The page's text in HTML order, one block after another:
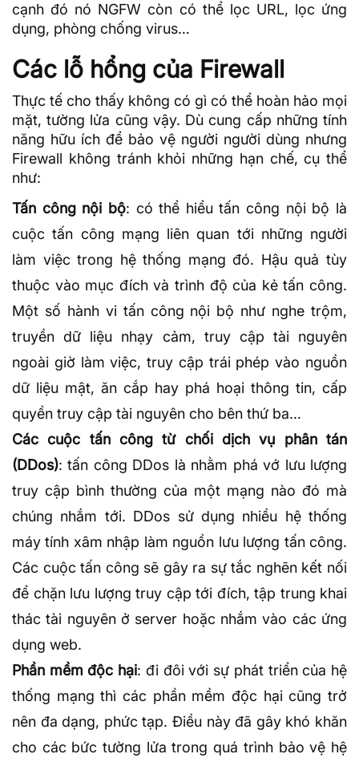
cạnh đó nó NGFW còn có thể lọc URL, lọc ứng
dụng, phòng chống virus…
Các lỗ hổng của Firewall
Thực tế cho thấy không có gì có thể hoàn hảo mọi
mặt, tường lửa cũng vậy. Dù cung cấp những tính
năng hữu ích để bảo vệ người người dùng nhưng
Firewall không tránh khỏi những hạn chế, cụ thể
như:
Tấn công nội bộ: có thể hiểu tấn công nội bộ là
cuộc tấn công mạng liên quan tới những người
làm việc trong hệ thống mạng đó. Hậu quả tùy
thuộc vào mục đích và trình độ của kẻ tấn công.
Một số hành vi tấn công nội bộ như nghe trộm,
truyền dữ liệu nhạy cảm, truy cập tài nguyên
ngoài giờ làm việc, truy cập trái phép vào nguồn
dữ liệu mật, ăn cắp hay phá hoại thông tin, cấp
quyền truy cập tài nguyên cho bên thứ ba…
Các cuộc tấn công từ chối dịch vụ phân tán
(DDos): tấn công DDos là nhằm phá vớ lưu lượng
truy cập bình thường của một mạng nào đó mà
chúng nhắm tới. DDos sử dụng nhiều hệ thống
máy tính xâm nhập làm nguồn lưu lượng tấn công.
Các cuộc tấn công sẽ gây ra sự tắc nghẽn kết nối
để chặn lưu lượng truy cập tới đích, tập trung khai
thác tài nguyên ở server hoặc nhắm vào các ứng
dụng web.
Phần mềm độc hại: đi đôi với sự phát triển của hệ
thống mạng thì các phần mềm độc hại cũng trở
nên đa dạng, phức tạp. Điều này đã gây khó khăn
cho các bức tường lửa trong quá trình bảo vệ hệ